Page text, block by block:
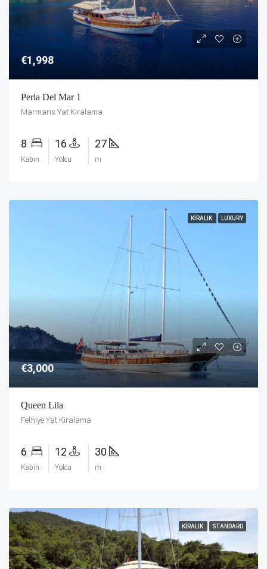
€1,998
Perla Del Mar 1
Marmaris Yat Kiralama
8
Kabin
16
Yolcu
27
m
KIRALIK LUXURY
€3,000
Queen Lila
Fethiye Yat Kiralama
6
Kabin
12
Yolcu
30
m
KIRALIK STANDARD